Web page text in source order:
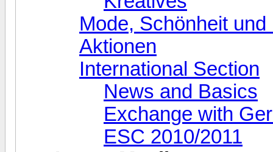
Mode, Schönheit und
Aktionen
International Section
News and Basics
Exchange with
ESC 2010/2011